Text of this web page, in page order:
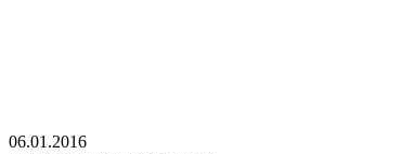
06.01.2016